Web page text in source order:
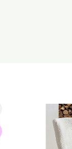
Kiiktool,